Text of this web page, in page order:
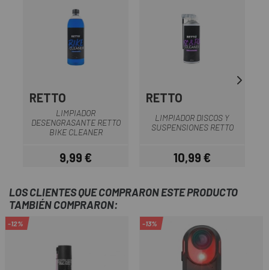
RETTO
LIMPIADOR
DESENGRASANTE RETTO
BIKE CLEANER
Precio
9,99 €
RETTO
LIMPIADOR DISCOS Y
SUSPENSIONES RETTO
Precio
10,99 €
LOS CLIENTES QUE COMPRARON ESTE PRODUCTO
TAMBIÉN COMPRARON:
-12% -13%